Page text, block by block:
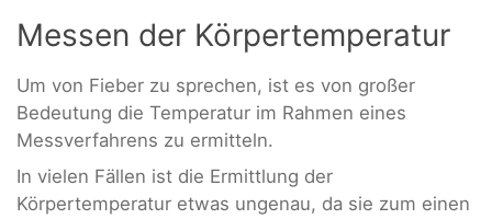
Messen der Körpertemperatur
Um von Fieber zu sprechen, ist es von großer
Bedeutung die Temperatur im Rahmen eines
Messverfahrens zu ermitteln.
In vielen Fällen ist die Ermittlung der
Körpertemperatur etwas ungenau, da sie zum einen